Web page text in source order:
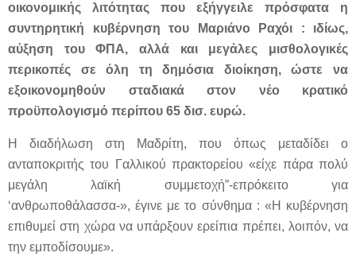
οικονομικής λιτότητας που εξήγγειλε πρόσφατα η
συντηρητική κυβέρνηση του Μαριάνο Ραχόι : ιδίως,
αύξηση του ΦΠΑ, αλλά και μεγάλες μισθολογικές
περικοπές σε όλη τη δημόσια διοίκηση, ώστε να
εξοικονομηθούν σταδιακά στον νέο κρατικό
προϋπολογισμό περίπου 65 δισ. ευρώ.
Η διαδήλωση στη Μαδρίτη, που όπως μεταδίδει ο
ανταποκριτής του Γαλλικού πρακτορείου «είχε πάρα πολύ
μεγάλη λαϊκή συμμετοχή”-επρόκειτο για
‘ανθρωποθάλασσα-», έγινε με το σύνθημα : «Η κυβέρνηση
επιθυμεί στη χώρα να υπάρξουν ερείπια πρέπει, λοιπόν, να
την εμποδίσουμε».